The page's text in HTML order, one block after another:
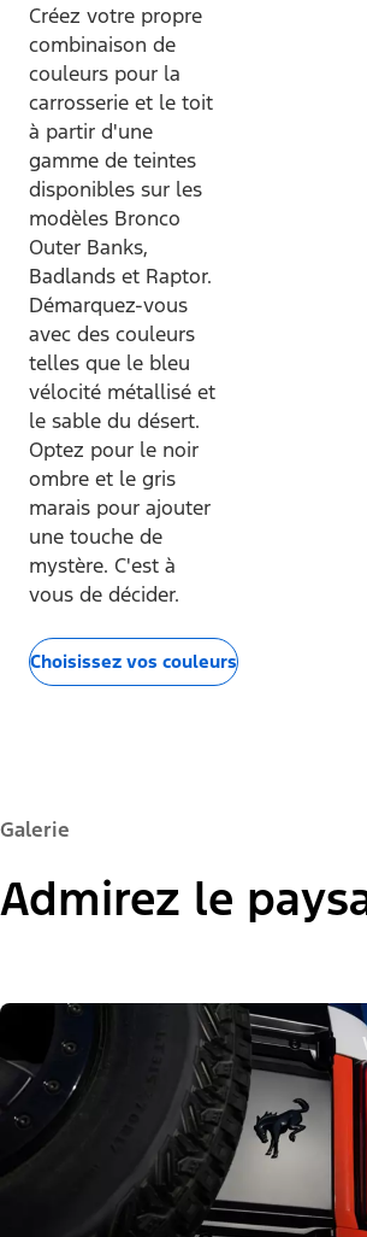
Créez votre propre
combinaison de
couleurs pour la
carrosserie et le toit
à partir d'une
gamme de teintes
disponibles sur les
modèles Bronco
Outer Banks,
Badlands et Raptor.
Démarquez-vous
avec des couleurs
telles que le bleu
vélocité métallisé et
le sable du désert.
Optez pour le noir
ombre et le gris
marais pour ajouter
une touche de
mystère. C'est à
vous de décider.
Choisissez vos couleurs
Galerie
Admirez le